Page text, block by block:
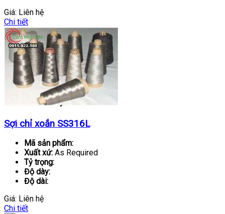
Giá: Liên hệ
Chi tiết
Sợi chỉ xoắn SS316L
Mã sản phẩm:
Xuất xứ: As Required
Tỷ trọng:
Độ dày:
Độ dài:
Giá: Liên hệ
Chi tiết